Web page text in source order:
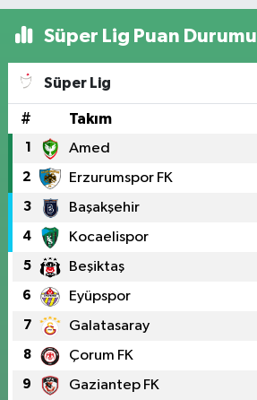
Süper Lig Puan Durumu
Süper Lig
# Takım
1 Amed
2 Erzurumspor FK
3 Başakşehir
4 Kocaelispor
5 Beşiktaş
6 Eyüpspor
7 Galatasaray
8 Çorum FK
9 Gaziantep FK